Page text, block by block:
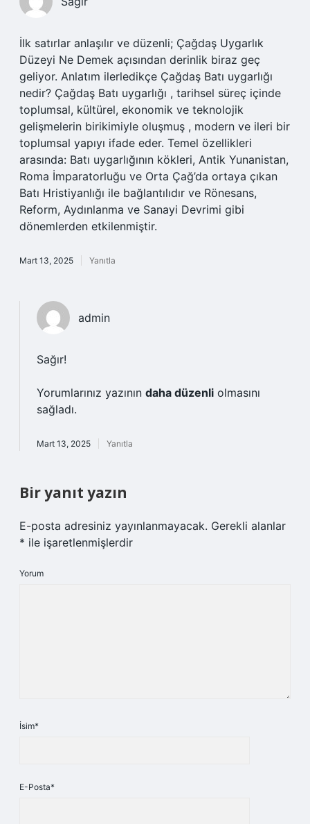
İlk satırlar anlaşılır ve düzenli; Çağdaş Uygarlık
Düzeyi Ne Demek açısından derinlik biraz geç
geliyor. Anlatım ilerledikçe Çağdaş Batı uygarlığı
nedir? Çağdaş Batı uygarlığı , tarihsel süreç içinde
toplumsal, kültürel, ekonomik ve teknolojik
gelişmelerin birikimiyle oluşmuş , modern ve ileri bir
toplumsal yapıyı ifade eder. Temel özellikleri
arasında: Batı uygarlığının kökleri, Antik Yunanistan,
Roma İmparatorluğu ve Orta Çağ’da ortaya çıkan
Batı Hristiyanlığı ile bağlantılıdır ve Rönesans,
Reform, Aydınlanma ve Sanayi Devrimi gibi
dönemlerden etkilenmiştir.
Mart 13, 2025 Yanıtla
admin
Sağır!
Yorumlarınız yazının daha düzenli olmasını
sağladı.
Mart 13, 2025 Yanıtla
Bir yanıt yazın
E-posta adresiniz yayınlanmayacak. Gerekli alanlar
* ile işaretlenmişlerdir
Yorum
İsim*
E-Posta*